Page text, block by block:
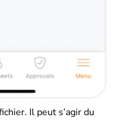
Il peut s’agir du